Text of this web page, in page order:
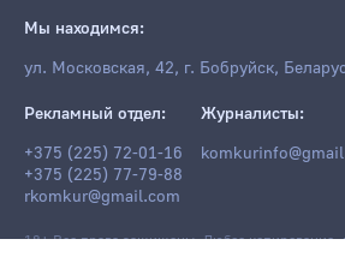
Мы находимся:
ул. Московская, 42, г. Бобруйск,
Рекламный отдел:
+375 (225) 72-01-16
+375 (225) 77-79-88
rkomkur@gmail.com
Журналисты:
18+ Все права защищены. Любое копирование,